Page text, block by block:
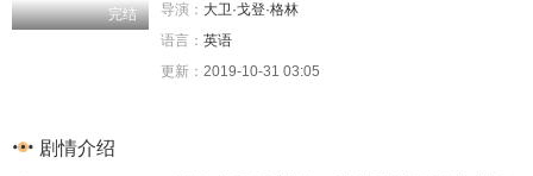
完结
导演： 大卫·戈登·格林
语言： 英语
更新： 2019-10-31 03:05
剧情介绍